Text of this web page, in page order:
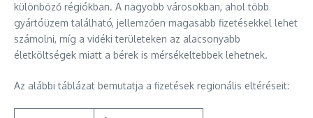
különböző régiókban. A nagyobb városokban, ahol több
gyártóüzem található, jellemzően magasabb fizetésekkel lehet
számolni, míg a vidéki területeken az alacsonyabb
életköltségek miatt a bérek is mérsékeltebbek lehetnek.
Az alábbi táblázat bemutatja a fizetések regionális eltéréseit: